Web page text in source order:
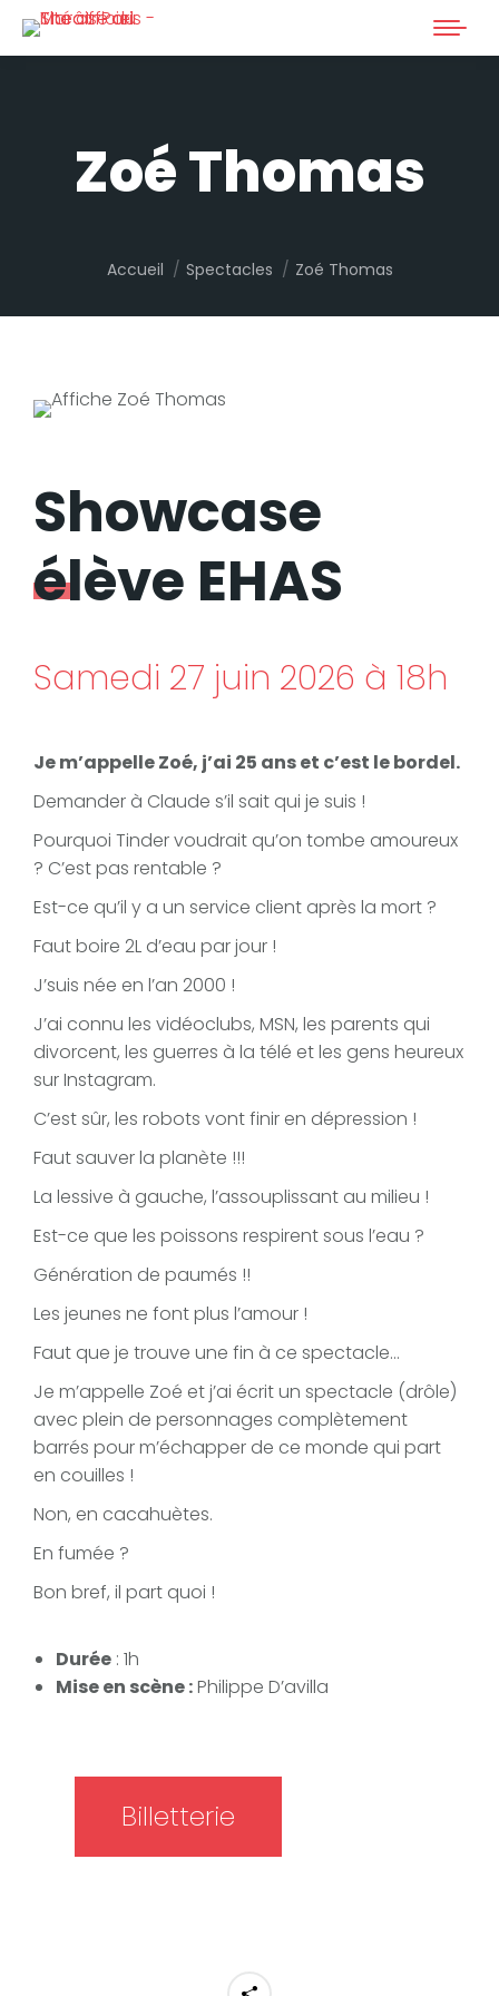
Zoé Thomas
Vous êtes ici :
Accueil Spectacles Zoé Thomas
Showcase
élève EHAS
Samedi 27 juin 2026 à 18h
Je m’appelle Zoé, j’ai 25 ans et c’est le bordel.
Demander à Claude s’il sait qui je suis !
Pourquoi Tinder voudrait qu’on tombe amoureux
? C’est pas rentable ?
Est-ce qu’il y a un service client après la mort ?
Faut boire 2L d’eau par jour !
J’suis née en l’an 2000 !
J’ai connu les vidéoclubs, MSN, les parents qui
divorcent, les guerres à la télé et les gens heureux
sur Instagram.
C’est sûr, les robots vont finir en dépression !
Faut sauver la planète !!!
La lessive à gauche, l’assouplissant au milieu !
Est-ce que les poissons respirent sous l’eau ?
Génération de paumés !!
Les jeunes ne font plus l’amour !
Faut que je trouve une fin à ce spectacle…
Je m’appelle Zoé et j’ai écrit un spectacle (drôle)
avec plein de personnages complètement
barrés pour m’échapper de ce monde qui part
en couilles !
Non, en cacahuètes.
En fumée ?
Bon bref, il part quoi !
Durée : 1h
Mise en scène :Philippe D’avilla
Billetterie